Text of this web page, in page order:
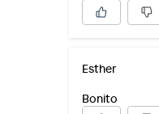
Esther
Bonito